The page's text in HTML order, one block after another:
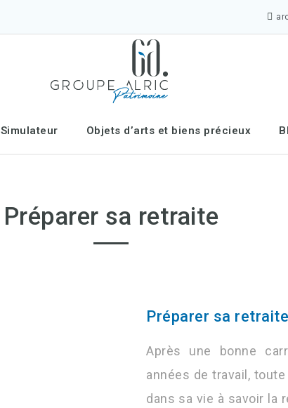
Simulateur Objets d’arts et biens précieux
Préparer sa retraite
Préparer sa
Après une bonne
années de travail,
dans sa vie à savoir la